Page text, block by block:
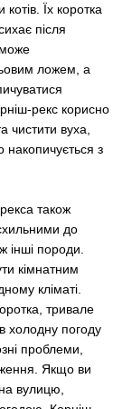
Їх коротка
після
ложем, а
рекс корисно
чистити вуха,
з
також
до
інші породи.
кімнатним
кліматі.
тривале
холодну погоду
проблеми,
Якщо ви
вулицю,